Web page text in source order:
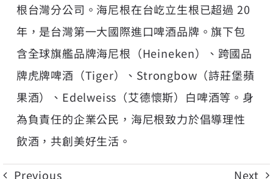
根台灣分公司。海尼根在台屹立生根已超過 20
年，是台灣第一大國際進口啤酒品牌。旗下包
含全球旗艦品牌海尼根（Heineken）、跨國品
牌虎牌啤酒（Tiger）、Strongbow（詩莊堡蘋
果酒）、Edelweiss（艾德懷斯）白啤酒等。身
為負責任的企業公民，海尼根致力於倡導理性
飲酒，共創美好生活。
Previous Next